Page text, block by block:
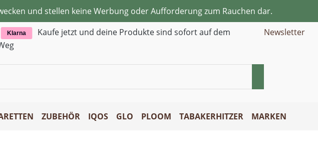
und stellen keine Werbung oder Aufforderung zum Rauchen dar.
Klarna
Kaufe jetzt und deine Produkte sind sofort auf dem
Newsletter
ZUBEHÖR IQOS GLO PLOOM TABAKERHITZER MARKEN